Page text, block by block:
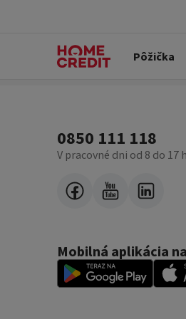
Pôžička
0850 111 118
V pracovné dni od 8 do 17
Mobilná aplikácia